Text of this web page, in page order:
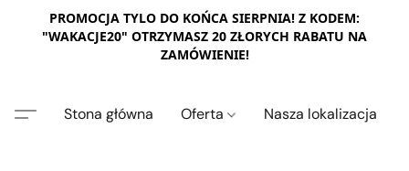
PROMOCJA TYLO DO KOŃCA SIERPNIA! Z KODEM:
"WAKACJE20" OTRZYMASZ 20 ZŁORYCH RABATU NA
ZAMÓWIENIE!
Stona główna Oferta Nasza lokalizacja